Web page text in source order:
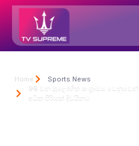
Home
Sports News
96 වන සුලෝහිත සංග්‍රාමය වෙනුවෙන්
අධික පිරිසක් දිවයිනට